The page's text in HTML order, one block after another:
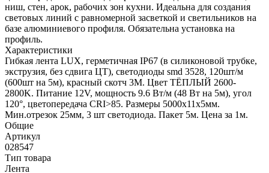
ниш, стен, арок, рабочих зон кухни. Идеальна для создания
световых линий с равномерной засветкой и светильников на
базе алюминиевого профиля. Обязательна установка на
профиль.
Характеристики
Гибкая лента LUX, герметичная IP67 (в силиконовой трубке,
экструзия, без сдвига ЦТ), светодиоды smd 3528, 120шт/м
(600шт на 5м), красный скотч 3М. Цвет ТЁПЛЫЙ 2600-
2800K. Питание 12V, мощность 9.6 Вт/м (48 Вт на 5м), угол
120°, цветопередача CRI>85. Размеры 5000х11x5мм.
Мин.отрезок 25мм, 3 шт светодиода. Пакет 5м. Цена за 1м.
Общие
Артикул
028547
Тип товара
Лента